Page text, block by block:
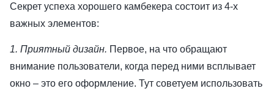
Секрет успеха хорошего камбекера состоит из 4-х
важных элементов:
1. Приятный дизайн. Первое, на что обращают
внимание пользователи, когда перед ними всплывает
окно – это его оформление. Тут советуем использовать